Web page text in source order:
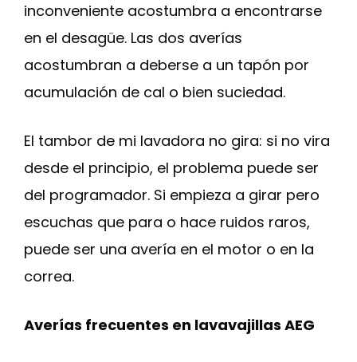
inconveniente acostumbra a encontrarse
en el desagüe. Las dos averías
acostumbran a deberse a un tapón por
acumulación de cal o bien suciedad.
El tambor de mi lavadora no gira: si no vira
desde el principio, el problema puede ser
del programador. Si empieza a girar pero
escuchas que para o hace ruidos raros,
puede ser una avería en el motor o en la
correa.
Averías frecuentes en lavavajillas AEG